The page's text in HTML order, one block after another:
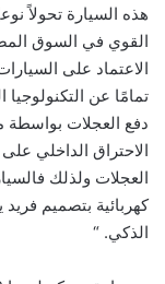
هذه السيارة تحولاً
القوي في السوق
تمامًا عن
الاحتراق الداخلي
الذكي. “